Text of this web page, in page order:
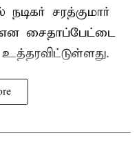
சரத்குமார்
சைதாப்பேட்டை